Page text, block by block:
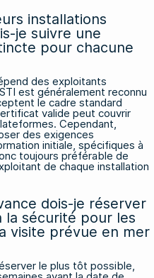
installations
je suivre une
pour chacune
des exploitants
est généralement reconnu
le cadre standard
valide peut couvrir
Cependant,
des exigences
initiale, spécifiques à
toujours préférable de
de chaque installation
dois-je réserver
la sécurité pour les
visite prévue en mer
le plus tôt possible,